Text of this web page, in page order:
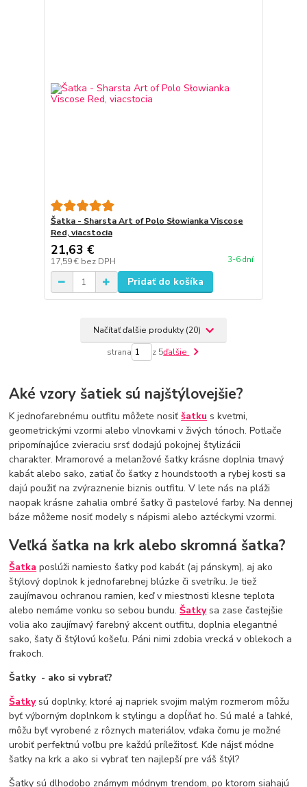
Šatka - Sharsta Art of Polo Słowianka Viscose
Red, viacstocia
21,63 €
17,59 € bez DPH 3-6 dní
Pridať do košíka
Načítať ďalšie produkty (20)
strana z 5ďalšie
Aké vzory šatiek sú najštýlovejšie?
K jednofarebnému outfitu môžete nosiťšatku s kvetmi,
geometrickými vzormi alebo vlnovkami v živých tónoch. Potlače
pripomínajúce zvieraciu srsť dodajú pokojnej štylizácii
charakter. Mramorové a melanžové šatky krásne doplnia tmavý
kabát alebo sako, zatiaľ čo šatky z houndstooth a rybej kosti sa
dajú použiť na zvýraznenie biznis outfitu. V lete nás na pláži
naopak krásne zahalia ombré šatky či pastelové farby. Na dennej
báze môžeme nosiť modely s nápismi alebo aztéckymi vzormi.
Veľká šatka na krk alebo skromná šatka?
Šatka poslúži namiesto šatky pod kabát (aj pánskym), aj ako
štýlový doplnok k jednofarebnej blúzke či svetríku. Je tiež
zaujímavou ochranou ramien, keď v miestnosti klesne teplota
alebo nemáme vonku so sebou bundu.Šatkysa zase častejšie
volia ako zaujímavý farebný akcent outfitu, doplnia elegantné
sako, šaty či štýlovú košeľu. Páni nimi zdobia vrecká v oblekoch a
frakoch.
Šatky - ako si vybrať?
Šatkysú doplnky, ktoré aj napriek svojim malým rozmerom môžu
byť výborným doplnkom k stylingu a dopĺňať ho. Sú malé a ľahké,
môžu byť vyrobené z rôznych materiálov, vďaka čomu je možné
urobiť perfektnú voľbu pre každú príležitosť. Kde nájsť módne
šatky na krk a ako si vybrať ten najlepší pre váš štýl?
Šatky sú dlhodobo známym módnym trendom, po ktorom siahajú